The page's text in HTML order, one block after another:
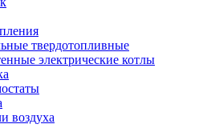
твердотопливные
электрические котлы
воздуха